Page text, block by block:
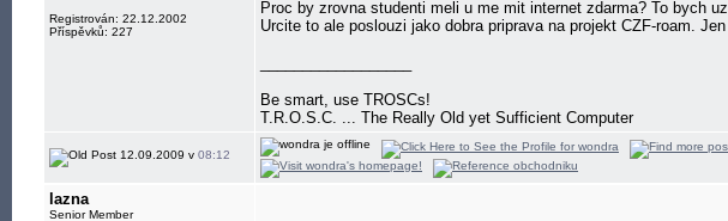
Registrován: 22.12.2002
Příspěvků: 227
Proc by zrovna studenti meli u me mit internet zdarma? To bych
Urcite to ale poslouzi jako dobra priprava na projekt CZF-roam.
Be smart, use TROSCs!
T.R.O.S.C. ... The Really Old yet Sufficient Computer
12.09.2009 v 08:12
lazna
Senior Member